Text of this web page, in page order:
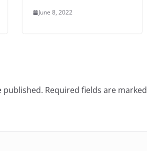
June 8, 2022
published. Required fields are marked